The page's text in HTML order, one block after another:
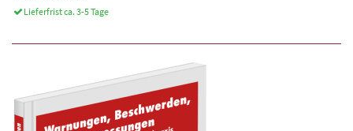
Lieferfrist ca. 3-5 Tage